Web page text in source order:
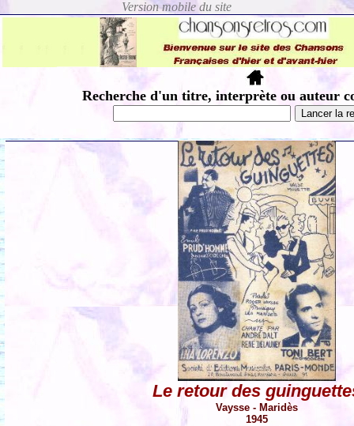
Recherche d'un titre, interprète ou auteur
Le retour des
Vaysse - Maridès
1945